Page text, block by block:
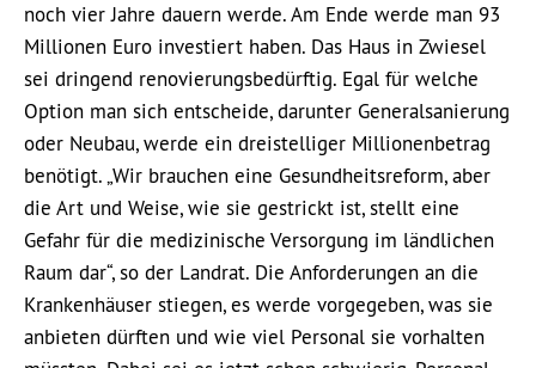
noch vier Jahre dauern werde. Am Ende werde man 93
Millionen Euro investiert haben. Das Haus in Zwiesel
sei dringend renovierungsbedürftig. Egal für welche
Option man sich entscheide, darunter Generalsanierung
oder Neubau, werde ein dreistelliger Millionenbetrag
benötigt. „Wir brauchen eine Gesundheitsreform, aber
die Art und Weise, wie sie gestrickt ist, stellt eine
Gefahr für die medizinische Versorgung im ländlichen
Raum dar“, so der Landrat. Die Anforderungen an die
Krankenhäuser stiegen, es werde vorgegeben, was sie
anbieten dürften und wie viel Personal sie vorhalten